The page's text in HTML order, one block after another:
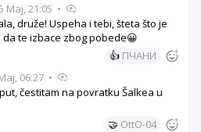
Maj, 21:05 •
druže! Uspeha i tebi, šteta što je
te izbace zbog pobede😀
👍 ПЧАНИ
06:27 •
čestitam na povratku Šalkea u
🤝 OttO-04